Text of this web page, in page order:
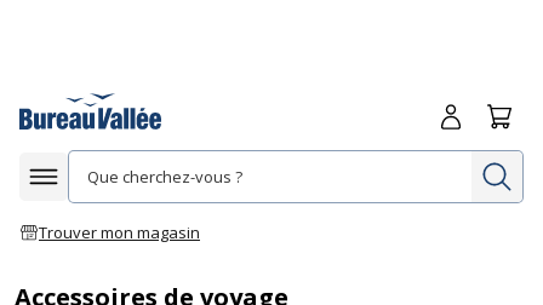
Afficher la navigation
Trouver mon magasin
Me
Accessoires de voyage